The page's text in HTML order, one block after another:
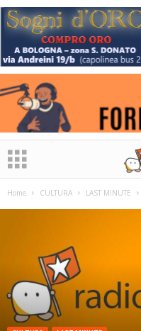
Home CULTURA LAST MINUTE